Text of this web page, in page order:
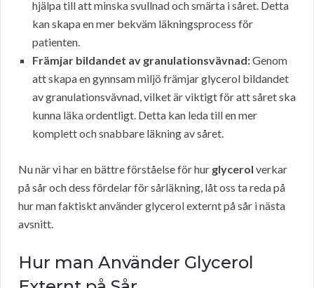
hjälpa till att minska svullnad och smärta i såret. Detta
kan skapa en mer bekväm läkningsprocess för
patienten.
Främjar bildandet av granulationsvävnad:Genom
att skapa en gynnsam miljö främjar glycerol bildandet
av granulationsvävnad, vilket är viktigt för att såret ska
kunna läka ordentligt. Detta kan leda till en mer
komplett och snabbare läkning av såret.
Nu när vi har en bättre förståelse för hur glycerol verkar
på sår och dess fördelar för sårläkning, låt oss ta reda på
hur man faktiskt använder glycerol externt på sår i nästa
avsnitt.
Hur man Använder Glycerol